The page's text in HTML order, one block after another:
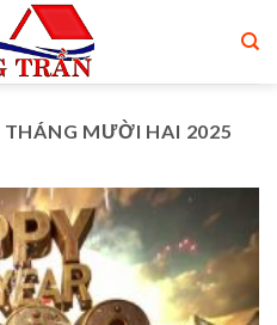
THÁNG MƯỜI HAI 2025